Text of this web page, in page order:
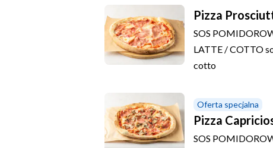
Pizza
SOS
LATTE / COTTO
cotto
Oferta specjalna
Pizza
SOS